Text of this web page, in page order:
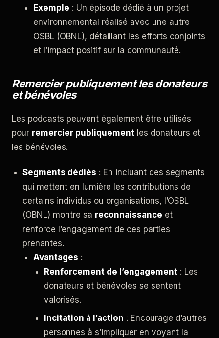
Exemple : Un épisode dédié à un projet
environnemental réalisé avec une autre
OSBL (OBNL), détaillant les efforts conjoints
et l’impact positif sur la communauté.
Remercier publiquement les donateurs
et bénévoles
Les podcasts peuvent également être utilisés
pour remercier publiquement les donateurs et
les bénévoles.
Segments dédiés : En incluant des segments
qui mettent en lumière les contributions de
certains individus ou organisations, l’OSBL
(OBNL) montre sa reconnaissance et
renforce l’engagement de ces parties
prenantes.
Avantages :
Renforcement de l’engagement : Les
donateurs et bénévoles se sentent
valorisés.
Incitation à l’action : Encourage d’autres
personnes à s’impliquer en voyant la